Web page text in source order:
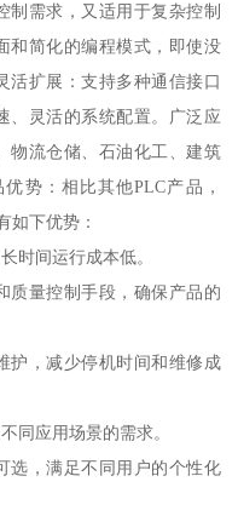
制需求，又适用于复杂控制
和简化的编程模式，即使没
活扩展：支持多种通信接口
、灵活的系统配置。广泛应
物流仓储、石油化工、建筑
势：相比其他PLC产品，
如下优势：
时间运行成本低。
质量控制手段，确保产品的
护，减少停机时间和维修成
同应用场景的需求。
选，满足不同用户的个性化